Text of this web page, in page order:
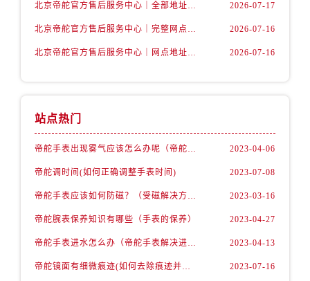
北京帝舵官方售后服务中心｜全部地址与售后热线电话权威信息公示（2026年7月最新） 2026-07-17
北京帝舵官方售后服务中心｜完整网点地址及官方热线权威信息公示（2026年7月最新） 2026-07-16
北京帝舵官方售后服务中心｜网点地址及服务热线权威信息公示（2026年7月最新） 2026-07-16
站点热门
帝舵手表出现雾气应该怎么办呢（帝舵手表出现雾气的解决办法） 2023-04-06
帝舵调时间(如何正确调整手表时间) 2023-07-08
帝舵手表应该如何防磁？（受磁解决方法） 2023-03-16
帝舵腕表保养知识有哪些（手表的保养） 2023-04-27
帝舵手表进水怎么办（帝舵手表解决进水故障的方法） 2023-04-13
帝舵镜面有细微痕迹(如何去除痕迹并保护手表) 2023-07-16